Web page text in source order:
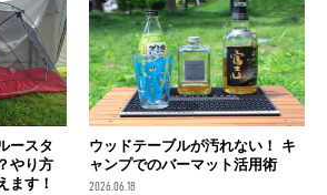
ースタ
やり方
ます！
ウッドテーブルが汚れない！ キ
ャンプでのバーマット活用術
2026.06.18